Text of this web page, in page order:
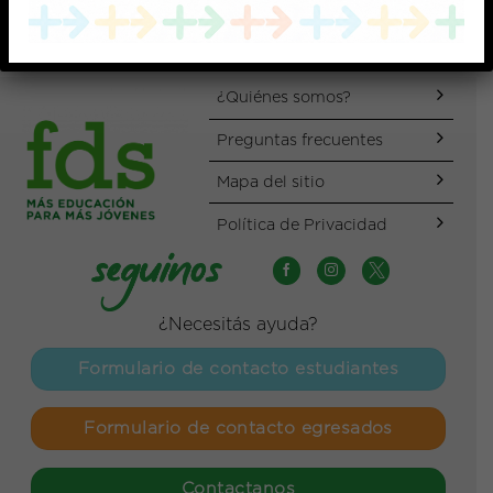
¿Quiénes somos?
Preguntas frecuentes
Mapa del sitio
Política de Privacidad
¿Necesitás ayuda?
Formulario de contacto estudiantes
Formulario de contacto egresados
Contactanos